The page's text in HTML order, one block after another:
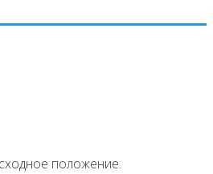
положение.